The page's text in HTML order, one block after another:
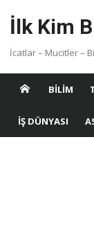
İlk Kim
İcatlar – Mucitler –
BILIM
İŞ DÜNYASI